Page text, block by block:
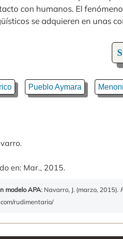
con humanos. El
se adquieren en unas
Pueblo Aymara
en: Mar., 2015.
modelo APA: Navarro, J. (marzo, 2015).
rudimentario/